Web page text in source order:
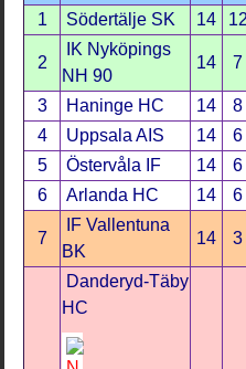
1
Södertälje SK 14 12
2
IK Nyköpings
NH 90
14 7
3 Haninge HC 14 8
4
Uppsala AIS 14 6
5
Östervåla IF 14 6
6
Arlanda HC 14 6
7
IF Vallentuna
BK
14 3
Danderyd-Täby
HC